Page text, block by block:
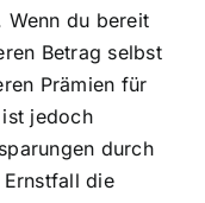
Wenn du bereit
Betrag selbst
Prämien für
jedoch
durch
die